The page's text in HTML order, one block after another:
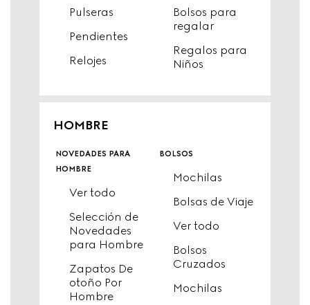
Pulseras
Pendientes
Relojes
Bolsos para
regalar
Regalos para
Niños
HOMBRE
novedades para
hombre
Ver todo
Selección de
Novedades
para Hombre
Zapatos De
otoño Por
Hombre
bolsos
Mochilas
Bolsas de Viaje
Ver todo
Bolsos
Cruzados
Mochilas